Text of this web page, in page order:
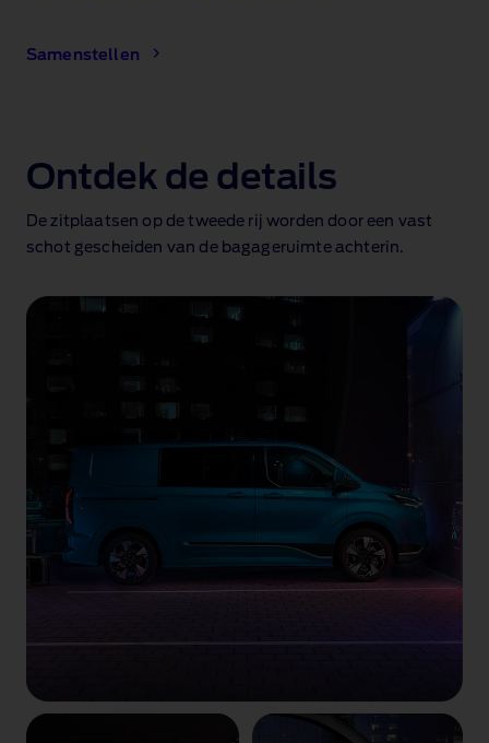
Samenstellen
Ontdek de details
De zitplaatsen op de tweede rij worden door een vast
schot gescheiden van de bagageruimte achterin.